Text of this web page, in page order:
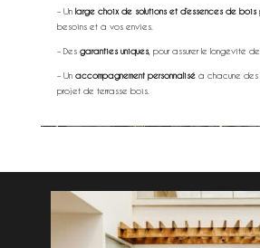
– Un large choix de solutions et d’essences de bois
besoins et à vos envies.
– Des garanties uniques, pour assurer le longévité
– Un accompagnement personnaliséà chacune des
projet de terrasse bois.